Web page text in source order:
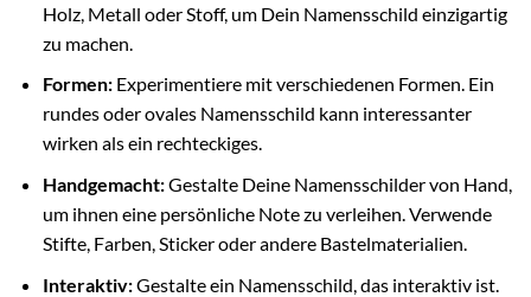
Holz, Metall oder Stoff, um Dein Namensschild einzigartig
zu machen.
Formen:Experimentiere mit verschiedenen Formen. Ein
rundes oder ovales Namensschild kann interessanter
wirken als ein rechteckiges.
Handgemacht:Gestalte Deine Namensschilder von Hand,
um ihnen eine persönliche Note zu verleihen. Verwende
Stifte, Farben, Sticker oder andere Bastelmaterialien.
Interaktiv:Gestalte ein Namensschild, das interaktiv ist.